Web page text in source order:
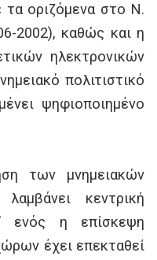
οριζόμενα στο Ν.
2002), καθώς και η
ηλεκτρονικών
πολιτιστικό
ψηφιοποιημένο
των μνημειακών
κεντρική
ενός η επίσκεψη
έχει επεκταθεί